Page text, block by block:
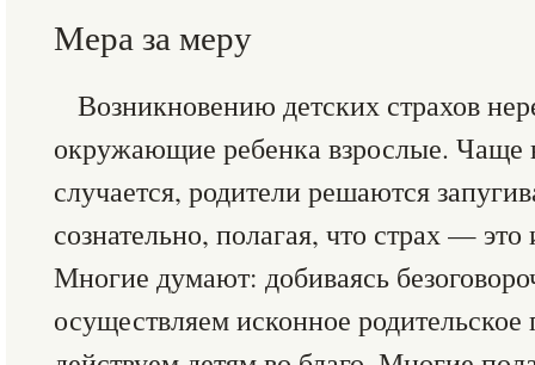
Мера за меру
Возникновению детских страхов
окружающие ребенка взрослые. Чаще
случается, родители решаются
сознательно, полагая, что страх —
Многие думают: добиваясь
осуществляем исконное